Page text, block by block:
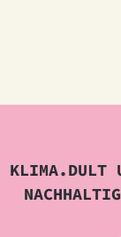
KLIMA.DULT